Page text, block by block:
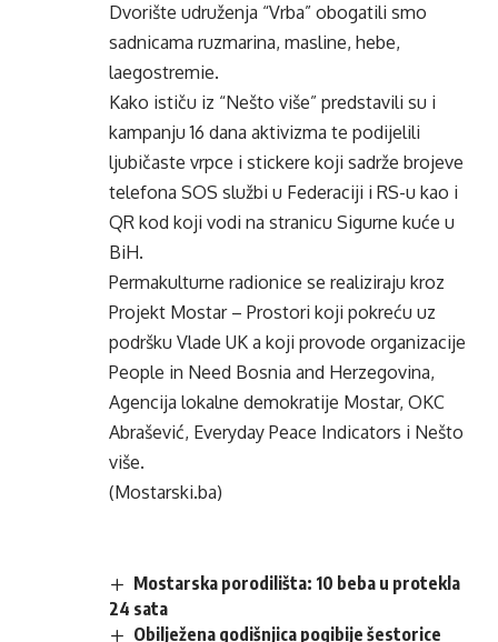
Dvorište udruženja “Vrba” obogatili smo
sadnicama ruzmarina, masline, hebe,
laegostremie.
Kako ističu iz “Nešto više” predstavili su i
kampanju 16 dana aktivizma te podijelili
ljubičaste vrpce i stickere koji sadrže brojeve
telefona SOS službi u Federaciji i RS-u kao i
QR kod koji vodi na stranicu Sigurne kuće u
BiH.
Permakulturne radionice se realiziraju kroz
Projekt Mostar – Prostori koji pokreću uz
podršku Vlade UK a koji provode organizacije
People in Need Bosnia and Herzegovina,
Agencija lokalne demokratije Mostar, OKC
Abrašević, Everyday Peace Indicators i Nešto
više.
(Mostarski.ba)
Mostarska porodilišta: 10 beba u protekla
24 sata
Obilježena godišnjica pogibije šestorice